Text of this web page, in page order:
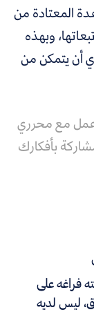
فراغه على
ليس لديه
المعتادة من
وبهذه
أن يتمكن من
مع محرري
بأفكارك